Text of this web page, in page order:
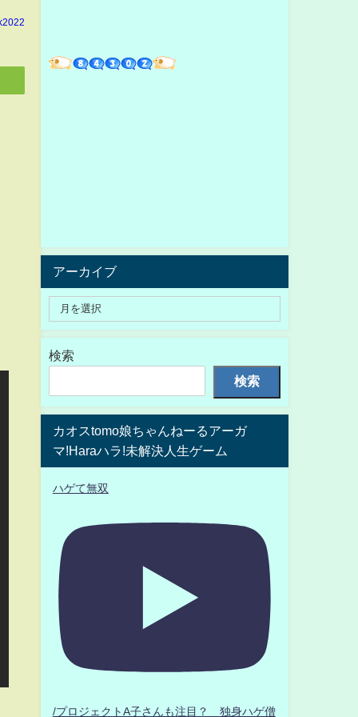
アーカイブ
検索
検索
カオスtomo娘ちゃんねーるアーガ
マ!Haraハラ!未解決人生ゲーム
ハゲて無双
/プロジェクトA子さんも注目？ 独身ハゲ僧